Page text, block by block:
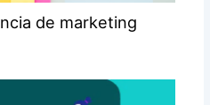
de marketing